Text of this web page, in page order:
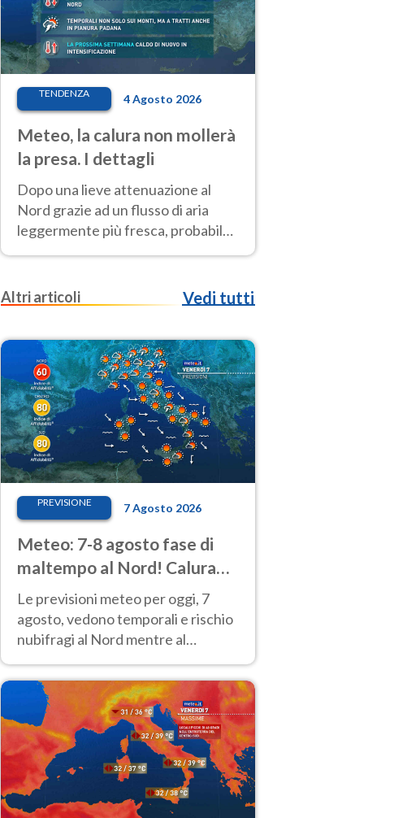
TENDENZA 4 Agosto 2026
Meteo, la calura non mollerà
la presa. I dettagli
Dopo una lieve attenuazione al
Nord grazie ad un flusso di aria
leggermente più fresca, probabile
nuovo rinforzo dell’anticiclone
Altri articoli
Vedi tutti
PREVISIONE 7 Agosto 2026
Meteo: 7-8 agosto fase di
maltempo al Nord! Calura
fino a Ferragosto
Le previsioni meteo per oggi, 7
agosto, vedono temporali e rischio
nubifragi al Nord mentre al
molto intenso.